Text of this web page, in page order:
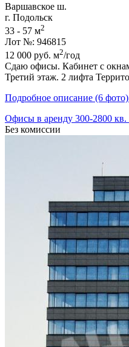
Варшавское ш.
г. Подольск
33 - 57 м2
Лот №: 946815
12 000 руб. м2/год
Сдаю офисы. Кабинет с
Третий этаж. 2 лифта
Подробное описание (6
Офисы в аренду 300-2800 кв.
Без комиссии